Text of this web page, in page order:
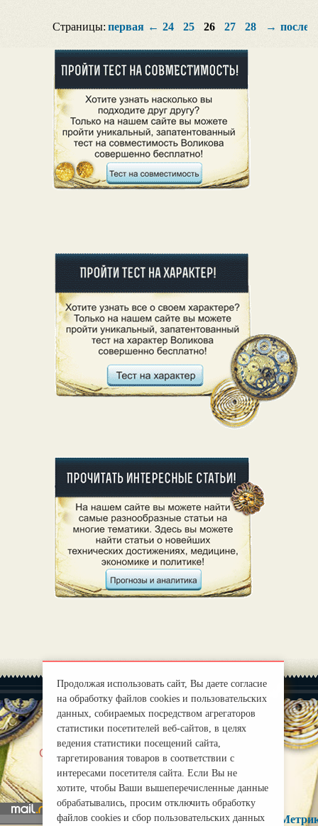
Страницы: первая ← 24 25 26 27 28 →
О нас |
Правила
mirprognoz@mail.ru
Продолжая использовать сайт, Вы даете согласие
на обработку файлов cookies и пользовательских
данных, собираемых посредством агрегаторов
статистики посетителей веб-сайтов, в целях
ведения статистики посещений сайта,
таргетирования товаров в соответствии с
интересами посетителя сайта. Если Вы не
хотите, чтобы Ваши вышеперечисленные данные
обрабатывались, просим отключить обработку
файлов cookies и сбор пользовательских данных